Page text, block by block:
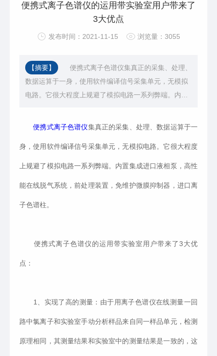
便携式离子色谱仪的运用带实验室用户带来了
3大优点
发布时间：2021-11-15 浏览量：3055
【摘要】
便携式离子色谱仪集真正的采集、处理、
数据运算于一身，使用软件编译信号采集单元，无模拟
电路。它很大程度上规避了模拟电路一系列弊端。内置
免维护微膜抑制器，进口离子色谱柱。
便携式离子色谱仪集真正的采集、处理、数据运算于一
身，使用软件编译信号采集单元，无模拟电路。它很大程度
上规避了模拟电路一系列弊端。内置集成进口液相泵，高性
能在线脱气系统，前处理装置，免维护微膜抑制器，进口离
子色谱柱。
便携式离子色谱仪的运用带实验室用户带来了3大优
点：
1、实现了高的测量：由于用离子色谱仪在线测量一回
路中氯离子和实验室手动分析样品来自同一样品单元，检测
原理相同，其测量结果和实验室中的测量结果是一致的，这